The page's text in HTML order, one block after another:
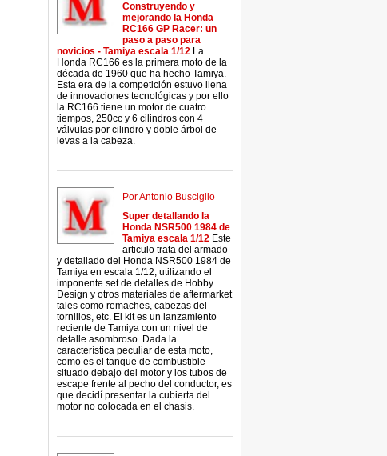
Construyendo y
mejorando la Honda
RC166 GP Racer: un
paso a paso para
novicios - Tamiya escala 1/12 La
Honda RC166 es la primera moto de la
década de 1960 que ha hecho Tamiya.
Esta era de la competición estuvo llena
de innovaciones tecnológicas y por ello
la RC166 tiene un motor de cuatro
tiempos, 250cc y 6 cilindros con 4
válvulas por cilindro y doble árbol de
levas a la cabeza.
Por Antonio Busciglio
Super detallando la
Honda NSR500 1984 de
Tamiya escala 1/12 Este
articulo trata del armado
y detallado del Honda NSR500 1984 de
Tamiya en escala 1/12, utilizando el
imponente set de detalles de Hobby
Design y otros materiales de aftermarket
tales como remaches, cabezas del
tornillos, etc. El kit es un lanzamiento
reciente de Tamiya con un nivel de
detalle asombroso. Dada la
característica peculiar de esta moto,
como es el tanque de combustible
situado debajo del motor y los tubos de
escape frente al pecho del conductor, es
que decidí presentar la cubierta del
motor no colocada en el chasis.